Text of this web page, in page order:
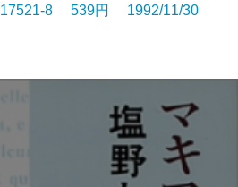
8 539円 1992/11/30